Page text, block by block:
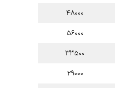
۴۸۰۰۰
۵۶۰۰۰
۳۳۵۰۰
۲۹۰۰۰